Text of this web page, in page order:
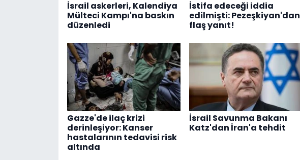
İsrail askerleri, Kalendiya
Mülteci Kampı'na baskın
düzenledi
İstifa edeceği iddia
edilmişti: Pezeşkiyan'dan
flaş yanıt!
Gazze'de ilaç krizi
derinleşiyor: Kanser
hastalarının tedavisi risk
altında
İsrail Savunma Bakanı
Katz'dan İran'a tehdit